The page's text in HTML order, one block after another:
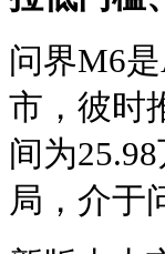
问界M6
市，彼时
间为
局，介于